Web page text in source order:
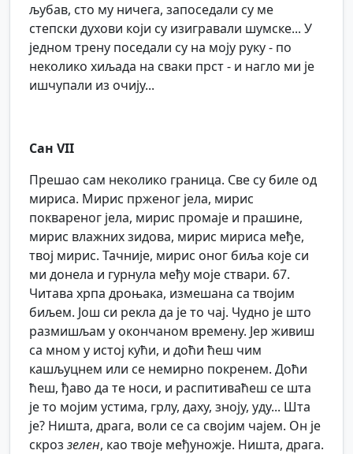
љубав, сто му ничега, запоседали су ме
степски духови који су изигравали шумске... У
једном трену поседали су на моју руку - по
неколико хиљада на сваки прст - и нагло ми је
ишчупали из очију...
Сан VII
Прешао сам неколико граница. Све су биле од
мириса. Мирис прженог јела, мирис
поквареног јела, мирис промаје и прашине,
мирис влажних зидова, мирис мириса међе,
твој мирис. Тачније, мирис оног биља које си
ми донела и гурнула међу моје ствари. 67.
Читава хрпа дроњака, измешана са твојим
биљем. Још си рекла да је то чај. Чудно је што
размишљам у окончаном времену. Јер живиш
са мном у истој кући, и доћи ћеш чим
кашљуцнем или се немирно покренем. Доћи
ћеш, ђаво да те носи, и распитиваћеш се шта
је то мојим устима, грлу, даху, зноју, уду... Шта
је? Ништа, драга, воли се са својим чајем. Он је
скроз зелен, као твоје међуножје. Ништа, драга.